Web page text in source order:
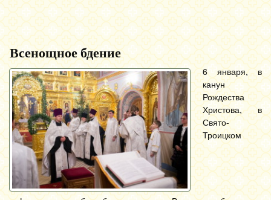
Всенощное бдение
6 января, в
канун
Рождества
Христова, в
Свято-
Троицком